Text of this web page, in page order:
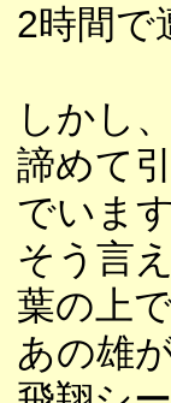
2時間で
しかし
諦めて
でいます
そう言
葉の上
あの雄